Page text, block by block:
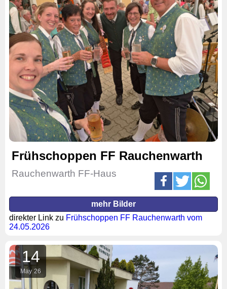
Frühschoppen FF Rauchenwarth
Rauchenwarth FF-Haus
mehr Bilder
direkter Link zu Frühschoppen FF Rauchenwarth vom
24.05.2026
14
May 26